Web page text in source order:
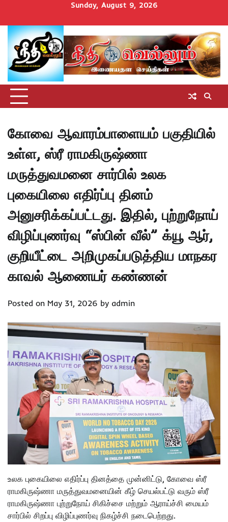
content
Sunday, August 9, 2026
Homeசெய்திகள்
தமிழ்நாடுமாவட்டச்செய்திகள்
அரசியல்ஆன்மிகம்
சட்டம்
அறிவோம்
சினிமாUncategorized
கோவை ஆவாரம்பாளையம் பகுதியில்
உள்ள, ஸ்ரீ ராமகிருஷ்ணா
மருத்துவமனை சார்பில் உலக
புகையிலை எதிர்ப்பு தினம்
அனுசரிக்கப்பட்டது. இதில், புற்றுநோய்
விழிப்புணர்வு “ஸ்பின் வீல்” க்யூ ஆர்,
குறியீட்டை அறிமுகப்படுத்திய மாநகர
காவல் ஆணையர் கண்ணன்
Posted on May 31, 2026 by admin
உலக புகையிலை எதிர்ப்பு தினத்தை முன்னிட்டு, கோவை ஸ்ரீ
ராமகிருஷ்ணா மருத்துவமனையின் கீழ் செயல்பட்டு வரும் ஸ்ரீ
ராமகிருஷ்ணா புற்றுநோய் சிகிச்சை மற்றும் ஆராய்ச்சி மையம்
சார்பில் சிறப்பு விழிப்புணர்வு நிகழ்ச்சி நடைபெற்றது.